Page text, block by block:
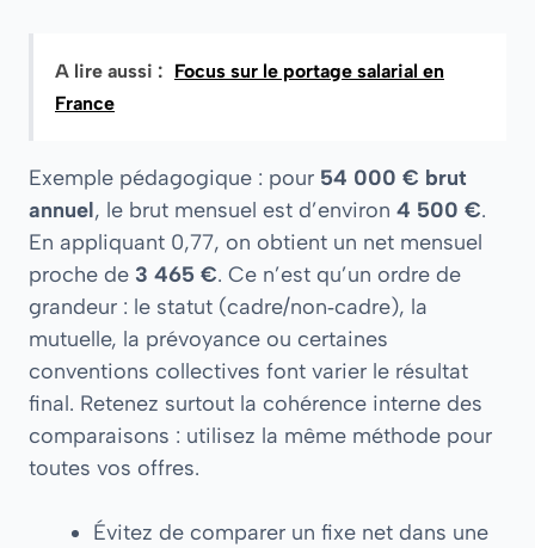
A lire aussi : Focus sur le portage salarial en
France
Exemple pédagogique : pour 54 000 € brut
annuel, le brut mensuel est d’environ 4 500 €.
En appliquant 0,77, on obtient un net mensuel
proche de 3 465 €. Ce n’est qu’un ordre de
grandeur : le statut (cadre/non‑cadre), la
mutuelle, la prévoyance ou certaines
conventions collectives font varier le résultat
final. Retenez surtout la cohérence interne des
comparaisons : utilisez la même méthode pour
toutes vos offres.
Évitez de comparer un fixe net dans une